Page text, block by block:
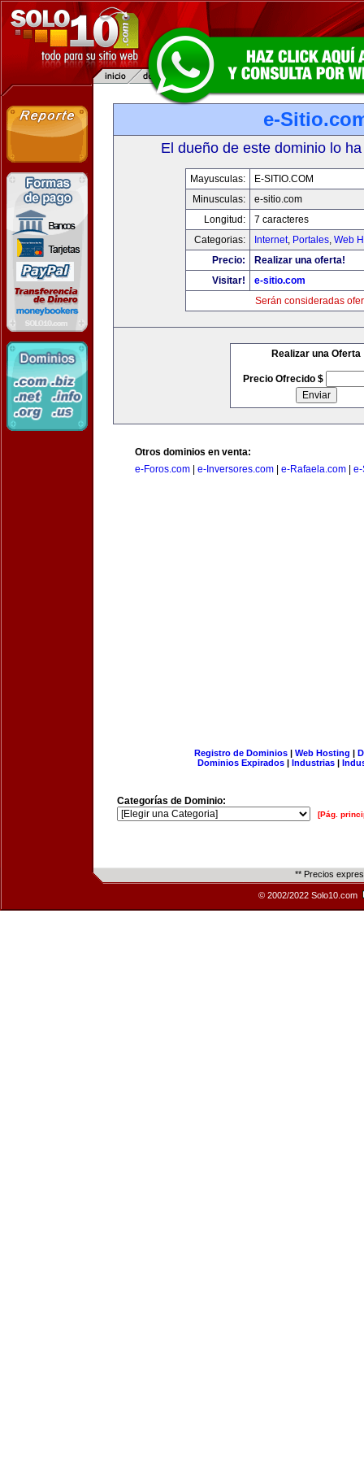
e-
El dueño de este dominio lo
Mayusculas:
E-SITIO.COM
Minusculas:
e-sitio.com
Longitud:
7 caracteres
Categorias:
Internet, Portales, Web
Precio:
Realizar una oferta!
Visitar!
e-sitio.com
Serán consideradas
Realizar una Oferta
Precio Ofrecido $
Otros dominios en venta:
e-Foros.com
e-Inversores.com e-Rafaela.com e-
Registro de Dominios| Web Hosting |
Dominios Expirados | Industrias |
Categorías de Dominio:
[Pág.
** Precios
© 2002/2022 Solo10.com